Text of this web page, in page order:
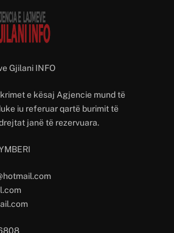
Gjilani INFO
e kësaj Agjencie mund të
iu referuar qartë burimit të
janë të rezervuara.